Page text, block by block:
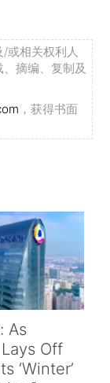
或相关权利人
摘编、复制及
，获得书面
As
Off
‘Winter’